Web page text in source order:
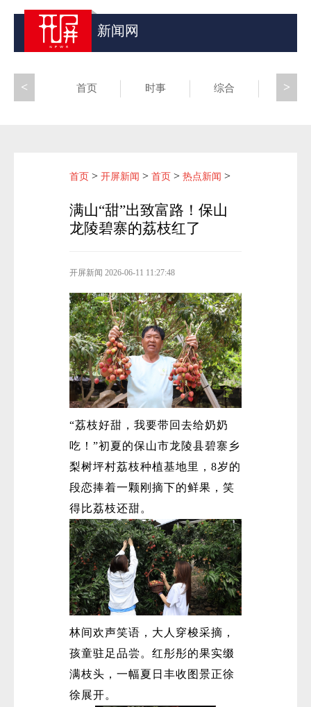
新闻网
首页 时事 综合 昆滇
>
<
首页 > 开屏新闻 > 首页 > 热点新闻 >
满山“甜”出致富路！保山
龙陵碧寨的荔枝红了
开屏新闻 2026-06-11 11:27:48
“荔枝好甜，我要带回去给奶奶
吃！”初夏的保山市龙陵县碧寨乡
梨树坪村荔枝种植基地里，8岁的
段恋捧着一颗刚摘下的鲜果，笑
得比荔枝还甜。
林间欢声笑语，大人穿梭采摘，
孩童驻足品尝。红彤彤的果实缀
满枝头，一幅夏日丰收图景正徐
徐展开。